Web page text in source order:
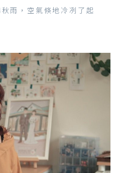
雨，空氣倏地冷冽了起